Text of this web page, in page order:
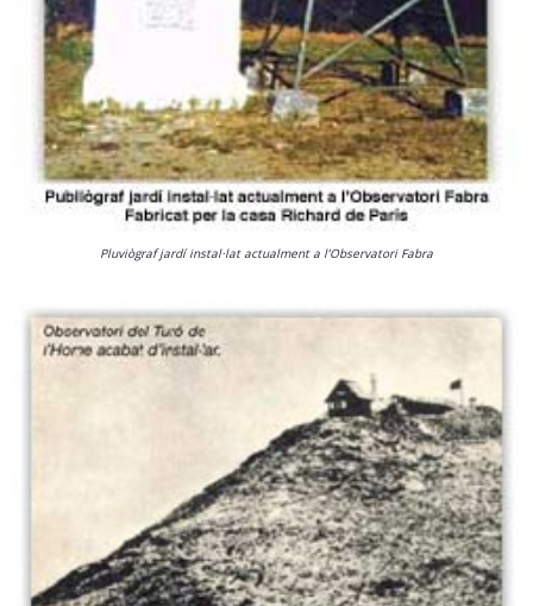
Pluviògraf jardí instal·lat actualment a l’Observatori Fabra